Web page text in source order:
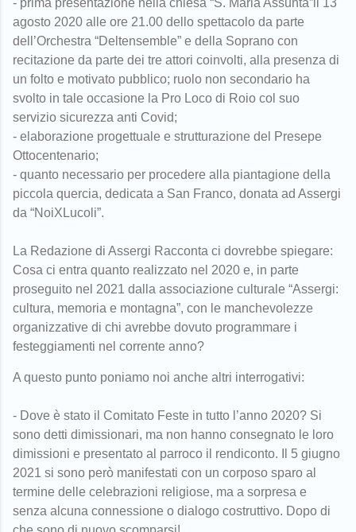
agosto 2020 alle ore 21.00 dello spettacolo da parte
dell’Orchestra “Deltensemble” e della Soprano con
recitazione da parte dei tre attori coinvolti, alla presenza di
un folto e motivato pubblico; ruolo non secondario ha
svolto in tale occasione la Pro Loco di Roio col suo
servizio sicurezza anti Covid;
- elaborazione progettuale e strutturazione del Presepe
Ottocentenario;
- quanto necessario per procedere alla piantagione della
piccola quercia, dedicata a San Franco, donata ad Assergi
da “NoiXLucoli”.
La Redazione di Assergi Racconta ci dovrebbe spiegare:
Cosa ci entra quanto realizzato nel 2020 e, in parte
proseguito nel 2021 dalla associazione culturale “Assergi:
cultura, memoria e montagna”, con le manchevolezze
organizzative di chi avrebbe dovuto programmare i
festeggiamenti nel corrente anno?
A questo punto poniamo noi anche altri interrogativi:
- Dove è stato il Comitato Feste in tutto l’anno 2020? Si
sono detti dimissionari, ma non hanno consegnato le loro
dimissioni e presentato al parroco il rendiconto. Il 5 giugno
2021 si sono però manifestati con un corposo sparo al
termine delle celebrazioni religiose, ma a sorpresa e
senza alcuna connessione o dialogo costruttivo. Dopo di